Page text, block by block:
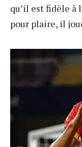
qu’il est fidèle à
pour plaire, il